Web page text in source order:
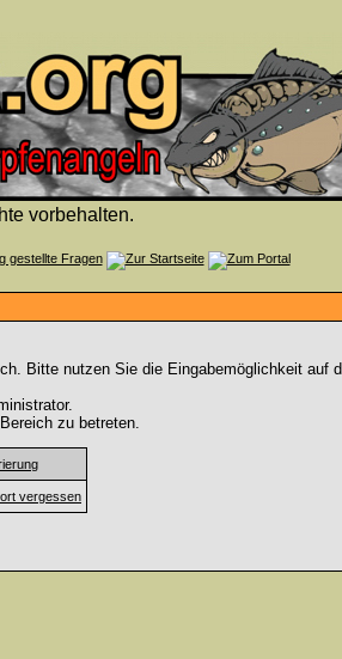
vorbehalten.
Bitte nutzen Sie die Eingabemöglichkeit auf
zu betreten.
vergessen